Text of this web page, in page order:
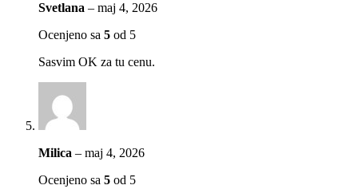
Svetlana – maj 4, 2026
Ocenjeno sa 5 od 5
Sasvim OK za tu cenu.
Milica – maj 4, 2026
Ocenjeno sa 5 od 5